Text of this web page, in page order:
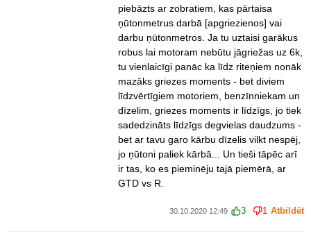
piebāzts ar zobratiem, kas pārtaisa
ņūtonmetrus darbā [apgriezienos] vai
darbu ņūtonmetros. Ja tu uztaisi garākus
robus lai motoram nebūtu jāgriežas uz 6k,
tu vienlaicīgi panāc ka līdz riteņiem nonāk
mazāks griezes moments - bet diviem
līdzvērtīgiem motoriem, benzīnniekam un
dīzelim, griezes moments ir līdzīgs, jo tiek
sadedzināts līdzīgs degvielas daudzums -
bet ar tavu garo kārbu dīzelis vilkt nespēj,
jo ņūtoni paliek kārbā... Un tieši tāpēc arī
ir tas, ko es pieminēju tajā piemērā, ar
GTD vs R.
30.10.2020 12:49 3 1 Atbildēt